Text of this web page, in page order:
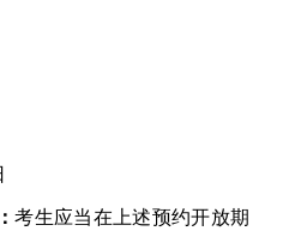
考生应当在上述预约开放期